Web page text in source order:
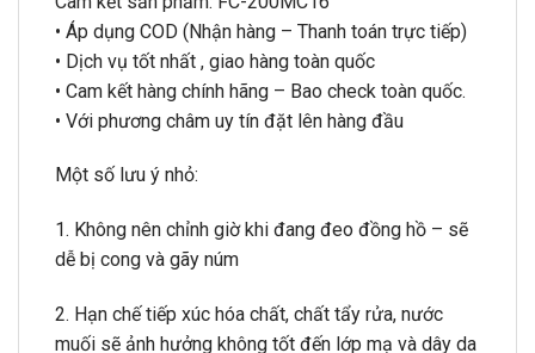
• Áp dụng COD (Nhận hàng – Thanh toán trực tiếp)
• Dịch vụ tốt nhất , giao hàng toàn quốc
• Cam kết hàng chính hãng – Bao check toàn quốc.
• Với phương châm uy tín đặt lên hàng đầu
Một số lưu ý nhỏ:
1. Không nên chỉnh giờ khi đang đeo đồng hồ – sẽ
dễ bị cong và gãy núm
2. Hạn chế tiếp xúc hóa chất, chất tẩy rửa, nước
muối sẽ ảnh hưởng không tốt đến lớp mạ và dây da